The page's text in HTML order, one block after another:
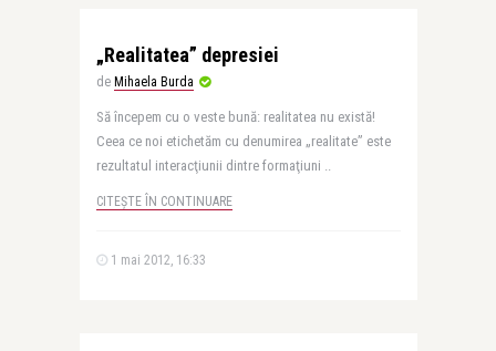
„Realitatea” depresiei
de Mihaela Burda
Să începem cu o veste bună: realitatea nu există!
Ceea ce noi etichetăm cu denumirea „realitate” este
rezultatul interacţiunii dintre formaţiuni ..
CITEȘTE ÎN CONTINUARE
1 mai 2012, 16:33